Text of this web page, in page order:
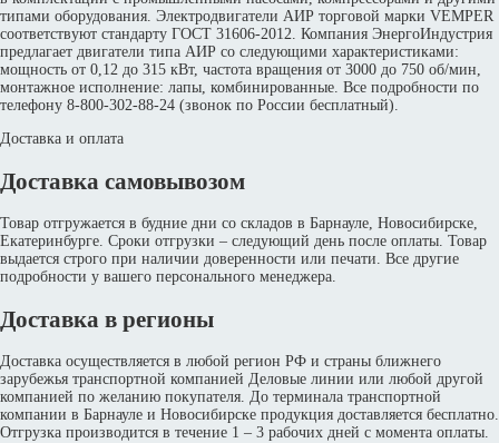
типами оборудования. Электродвигатели АИР торговой марки VEMPER
соответствуют стандарту ГОСТ 31606-2012. Компания ЭнергоИндустрия
предлагает двигатели типа АИР со следующими характеристиками:
мощность от 0,12 до 315 кВт, частота вращения от 3000 до 750 об/мин,
монтажное исполнение: лапы, комбинированные. Все подробности по
телефону 8-800-302-88-24 (звонок по России бесплатный).
Доставка и оплата
Доставка самовывозом
Товар отгружается в будние дни со складов в Барнауле, Новосибирске,
Екатеринбурге. Сроки отгрузки – следующий день после оплаты. Товар
выдается строго при наличии доверенности или печати. Все другие
подробности у вашего персонального менеджера.
Доставка в регионы
Доставка осуществляется в любой регион РФ и страны ближнего
зарубежья транспортной компанией Деловые линии или любой другой
компанией по желанию покупателя. До терминала транспортной
компании в Барнауле и Новосибирске продукция доставляется бесплатно.
Отгрузка производится в течение 1 – 3 рабочих дней с момента оплаты.